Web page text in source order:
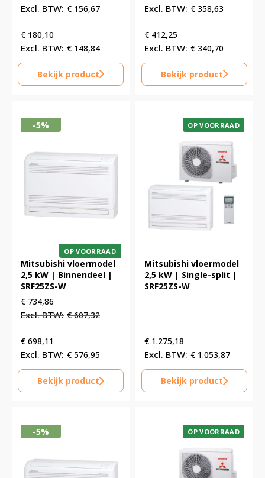
prijs
€ 189,57.
prijs€156,67
€ 180,10
€ 148,84
Bekijk product
prijs
€ 433,94.
prijs€358,63
€ 412,25
€ 340,70
Bekijk product
-5%
OP VOORRAAD
Mitsubishi vloermodel
2,5 kW | Binnendeel |
SRF25ZS-W
Oorspronkelijke
prijs
€ 734,86.
€734,86Huidige
prijs€607,32
€ 698,11
€ 576,95
Bekijk product
OP VOORRAAD
Mitsubishi vloermodel
2,5 kW | Single-split |
SRF25ZS-W
€ 1.275,18
€ 1.053,87
Bekijk product
-5% OP VOORRAAD